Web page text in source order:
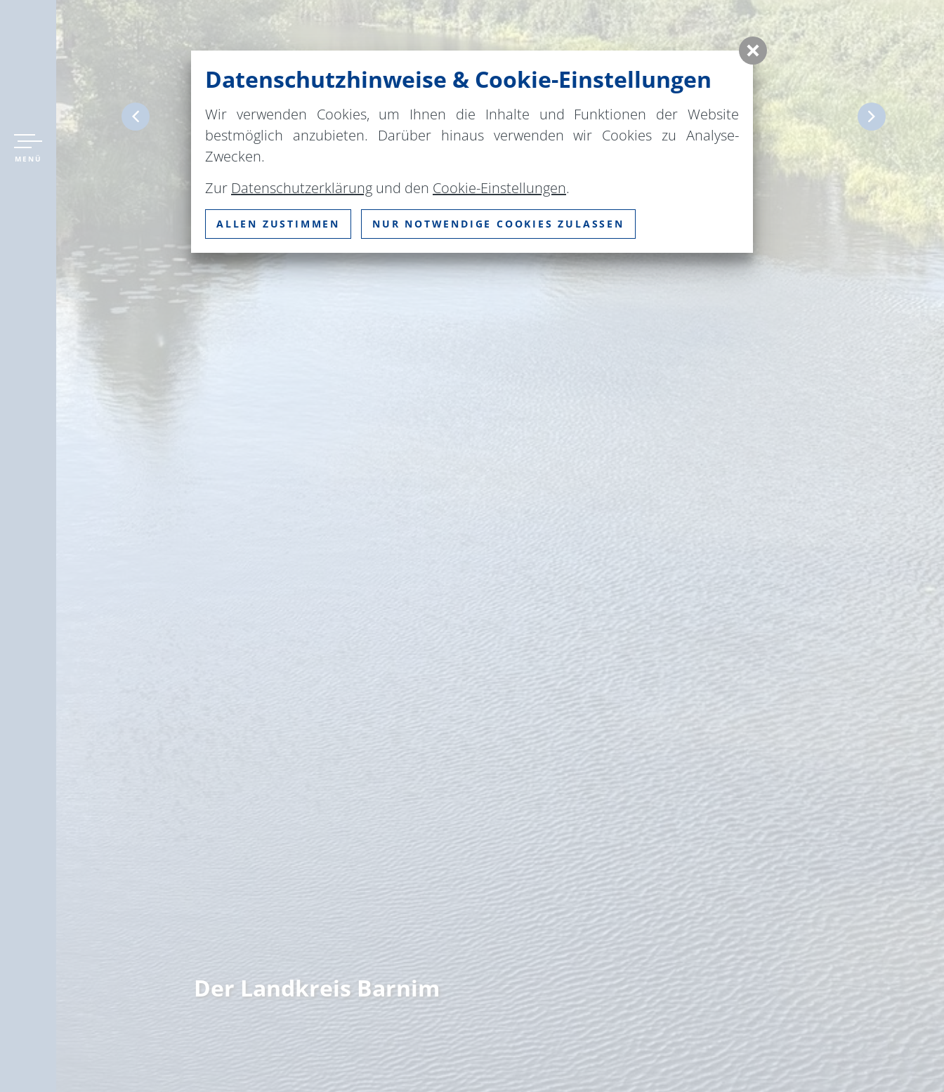
MENÜ
Familienzeit
Datenschutzhinweise & Cookie-Einstellungen
Wir verwenden Cookies, um Ihnen die Inhalte und Funktionen der Website
bestmöglich anzubieten. Darüber hinaus verwenden wir Cookies zu Analyse-
Zwecken.
Zur Datenschutzerklärung und den Cookie-Einstellungen.
ALLEN ZUSTIMMEN NUR NOTWENDIGE COOKIES ZULASSEN